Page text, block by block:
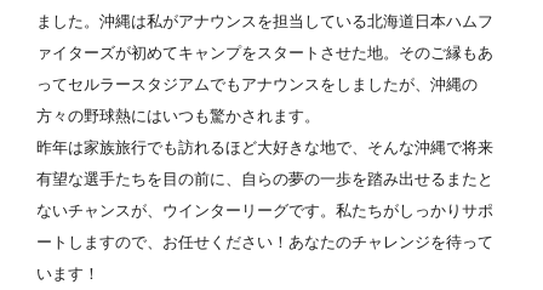
ました。沖縄は私がアナウンスを担当している北海道日本ハムフ
ァイターズが初めてキャンプをスタートさせた地。そのご縁もあ
ってセルラースタジアムでもアナウンスをしましたが、沖縄の
方々の野球熱にはいつも驚かされます。
昨年は家族旅行でも訪れるほど大好きな地で、そんな沖縄で将来
有望な選手たちを目の前に、自らの夢の一歩を踏み出せるまたと
ないチャンスが、ウインターリーグです。私たちがしっかりサポ
ートしますので、お任せください！あなたのチャレンジを待って
います！